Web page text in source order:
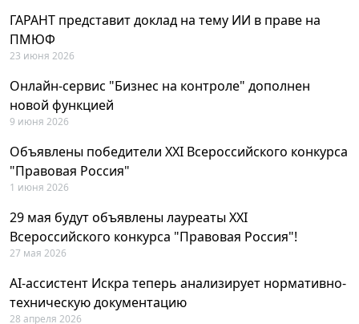
ГАРАНТ представит доклад на тему ИИ в праве на
ПМЮФ
23 июня 2026
Онлайн-сервис "Бизнес на контроле" дополнен
новой функцией
9 июня 2026
Объявлены победители XXI Всероссийского конкурса
"Правовая Россия"
1 июня 2026
29 мая будут объявлены лауреаты XXI
Всероссийского конкурса "Правовая Россия"!
27 мая 2026
AI-ассистент Искра теперь анализирует нормативно-
техническую документацию
28 апреля 2026